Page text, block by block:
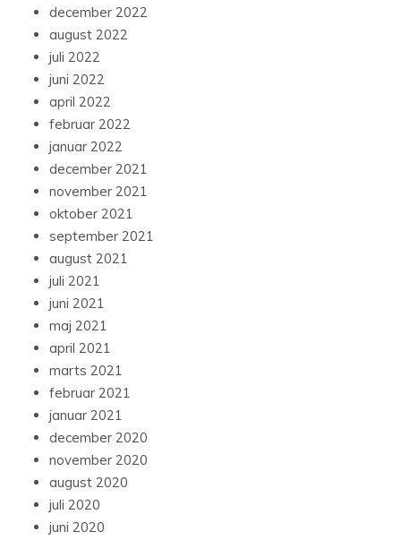
december 2022
august 2022
juli 2022
juni 2022
april 2022
februar 2022
januar 2022
december 2021
november 2021
oktober 2021
september 2021
august 2021
juli 2021
juni 2021
maj 2021
april 2021
marts 2021
februar 2021
januar 2021
december 2020
november 2020
august 2020
juli 2020
juni 2020